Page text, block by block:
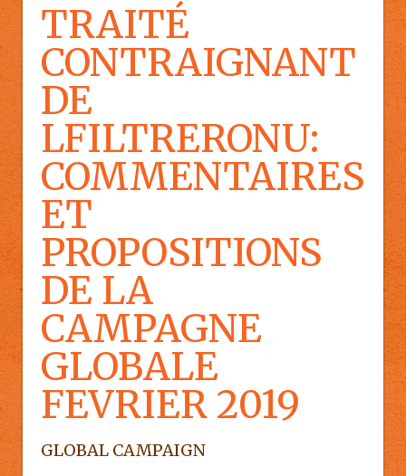
TRAITÉ
CONTRAIGNANT
DE
LFILTRERONU:
COMMENTAIRES
ET
PROPOSITIONS
DE LA
CAMPAGNE
GLOBALE
FEVRIER 2019
GLOBAL CAMPAIGN